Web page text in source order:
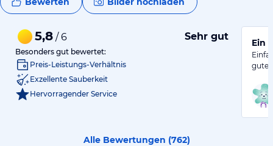
5,8 / 6 Sehr gut
Besonders gut bewertet:
Preis-Leistungs-Verhältnis
Exzellente Sauberkeit
Hervorragender Service
Ein
Alle Bewertungen (762)